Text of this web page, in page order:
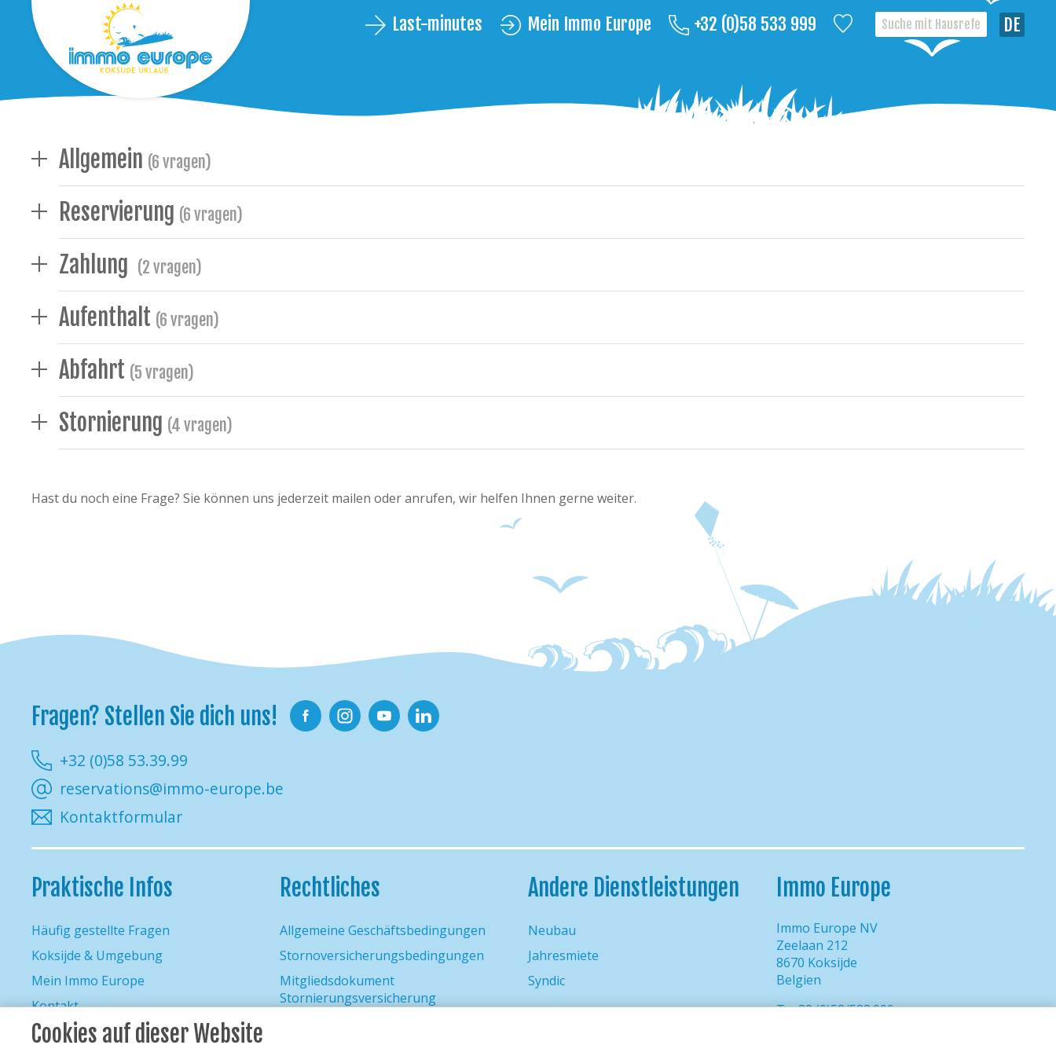
+32 (0)58 533 999
Mein Immo Europe
Last-minutes
Allgemein (6 vragen)
Reservierung (6 vragen)
Zahlung (2 vragen)
Aufenthalt (6 vragen)
Abfahrt (5 vragen)
Stornierung (4 vragen)
Hast du noch eine Frage? Sie können uns jederzeit mailen oder anrufen, wir helfen Ihnen gerne weiter.
Fragen? Stellen Sie dich uns!
+32 (0)58 53.39.99
reservations@immo-europe.be
Kontaktformular
Praktische Infos
Häufig gestellte Fragen
Koksijde & Umgebung
Mein Immo Europe
Kontakt
Rechtliches
Allgemeine Geschäftsbedingungen
Stornoversicherungsbedingungen
Mitgliedsdokument
Stornierungsversicherung
Andere Dienstleistungen
Neubau
Jahresmiete
Syndic
Immo Europe
Immo Europe NV
Zeelaan 212
8670 Koksijde
Belgien
T. +32 (0)58/533.999
Cookies auf dieser Website